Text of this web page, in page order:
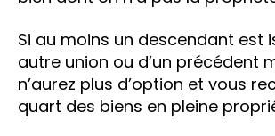
Si au moins un descendant est
autre union ou d’un précédent
n’aurez plus d’option et vous
quart des biens en pleine